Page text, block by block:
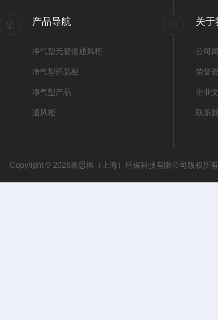
产品导航
净气型无管道通风柜
净气型药品柜
净气型产品
通风柜
关于
公司
荣誉
企业
联系
Copyright © 2026泰思枫（上海）环保科技有限公司版权